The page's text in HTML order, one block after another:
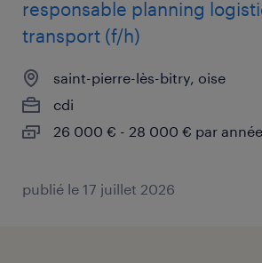
responsable planning
transport (f/h)
saint-pierre-lès-bitry, oise
cdi
26 000 € - 28 000 € par année
publié le 17 juillet 2026